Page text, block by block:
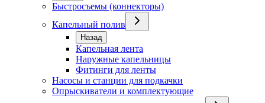
Быстросъемы (коннекторы)
Капельный полив
Назад
Капельная лента
Наружные капельницы
Фитинги для ленты
Насосы и станции для подкачки
Опрыскиватели и комплектующие